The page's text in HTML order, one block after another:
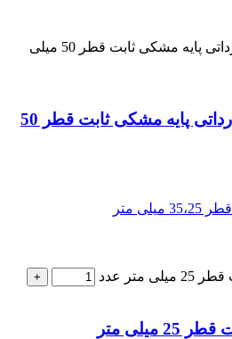
چرخ پلی آمید نارنجی وارداتی پایه مشکی ثابت قطر 50 میلی
چرخ پلی آمید نارنجی وارداتی پایه مشکی ثابت قطر 50
عدد
متر